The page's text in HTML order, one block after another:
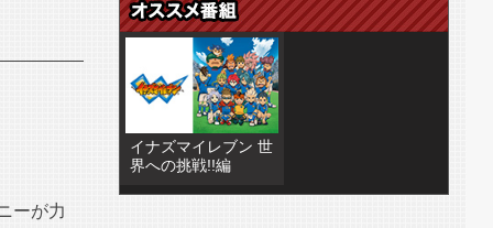
ーが力
イナズマイレブン 世
界への挑戦!!編